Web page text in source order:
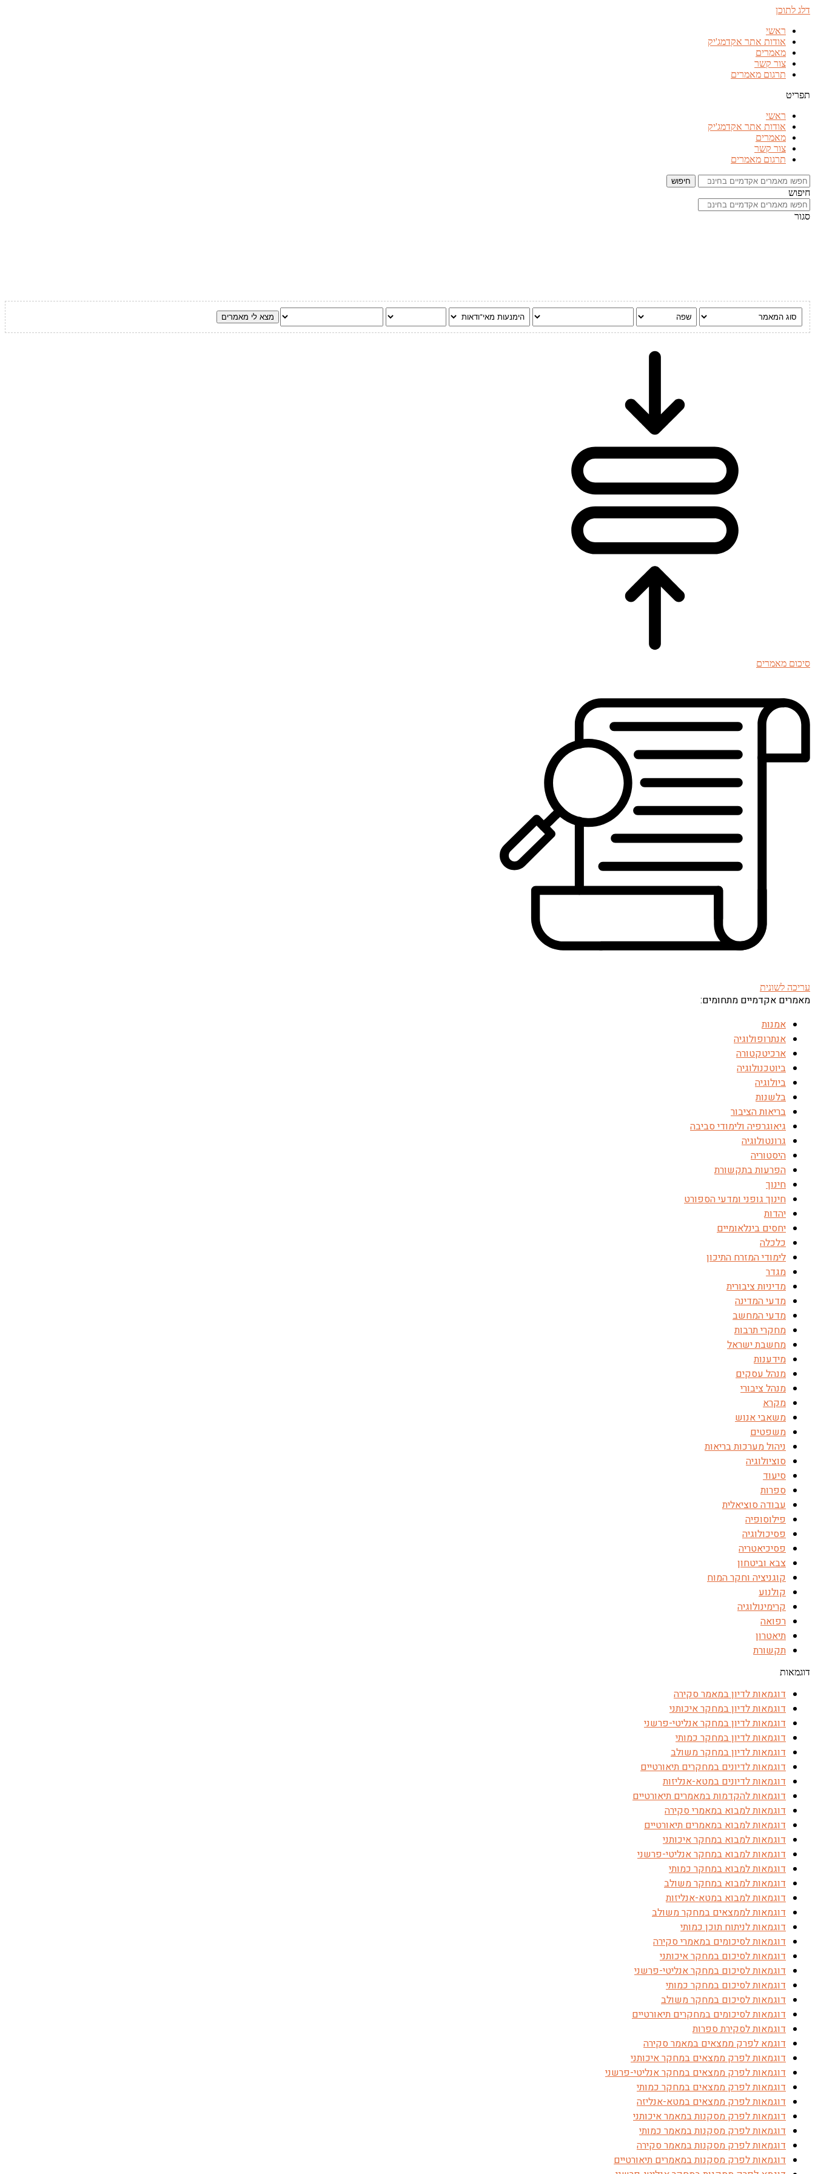
דלג לתוכן
ראשי
אודות אתר אקדמג'יק
מאמרים
צור קשר
תרגום מאמרים
תפריט
ראשי
אודות אתר אקדמג'יק
מאמרים
צור קשר
תרגום מאמרים
חיפוש
חיפוש
סגור
סיכום מאמרים
עריכה לשונית
מאמרים אקדמיים מתחומים:
אמנות
אנתרופולוגיה
ארכיטקטורה
ביוטכנולוגיה
ביולוגיה
בלשנות
בריאות הציבור
גיאוגרפיה ולימודי סביבה
גרונטולוגיה
היסטוריה
הפרעות בתקשורת
חינוך
חינוך גופני ומדעי הספורט
יהדות
יחסים בינלאומיים
כלכלה
לימודי המזרח התיכון
מגדר
מדיניות ציבורית
מדעי המדינה
מדעי המחשב
מחקרי תרבות
מחשבת ישראל
מידענות
מנהל עסקים
מנהל ציבורי
מקרא
משאבי אנוש
משפטים
ניהול מערכות בריאות
סוציולוגיה
סיעוד
ספרות
עבודה סוציאלית
פילוסופיה
פסיכולוגיה
פסיכיאטריה
צבא וביטחון
קוגניציה וחקר המוח
קולנוע
קרימינולוגיה
רפואה
תיאטרון
תקשורת
דוגמאות
דוגמאות לדיון במאמר סקירה
דוגמאות לדיון במחקר איכותני
דוגמאות לדיון במחקר אנליטי-פרשני
דוגמאות לדיון במחקר כמותי
דוגמאות לדיון במחקר משולב
דוגמאות לדיונים במחקרים תיאורטיים
דוגמאות לדיונים במטא-אנליזות
דוגמאות להקדמות במאמרים תיאורטיים
דוגמאות למבוא במאמרי סקירה
דוגמאות למבוא במאמרים תיאורטיים
דוגמאות למבוא במחקר איכותני
דוגמאות למבוא במחקר אנליטי-פרשני
דוגמאות למבוא במחקר כמותי
דוגמאות למבוא במחקר משולב
דוגמאות למבוא במטא-אנליזות
דוגמאות לממצאים במחקר משולב
דוגמאות לניתוח תוכן כמותי
דוגמאות לסיכומים במאמרי סקירה
דוגמאות לסיכום במחקר איכותני
דוגמאות לסיכום במחקר אנליטי-פרשני
דוגמאות לסיכום במחקר כמותי
דוגמאות לסיכום במחקר משולב
דוגמאות לסיכומים במחקרים תיאורטיים
דוגמאות לסקירת ספרות
דוגמא לפרק ממצאים במאמר סקירה
דוגמאות לפרק ממצאים במחקר איכותני
דוגמאות לפרק ממצאים במחקר אנליטי-פרשני
דוגמאות לפרק ממצאים במחקר כמותי
דוגמאות לפרק ממצאים במטא-אנליזה
דוגמאות לפרק מסקנות במאמר איכותני
דוגמאות לפרק מסקנות במאמר כמותי
דוגמאות לפרק מסקנות במאמר סקירה
דוגמאות לפרק מסקנות במאמרים תיאורטיים